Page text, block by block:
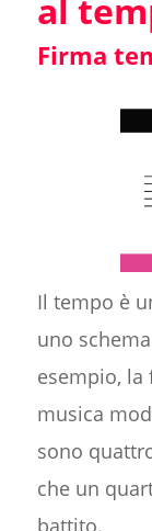
al
Firma
Il tempo è
uno
esempio,
musica
sono
che un